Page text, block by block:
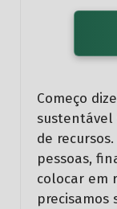
Começo
sustentável
de
pessoas,
colocar em
precisamos